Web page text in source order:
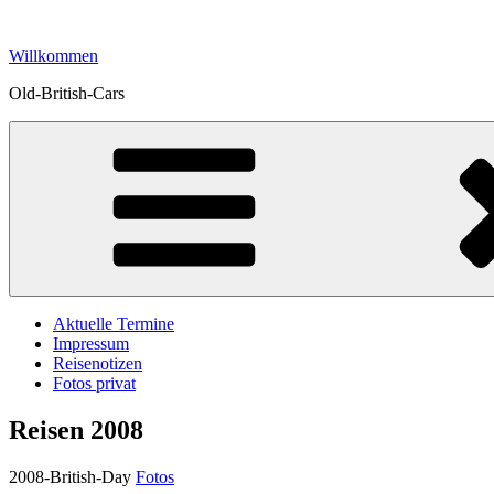
springen
Willkommen
Old-British-Cars
Aktuelle Termine
Impressum
Reisenotizen
Fotos privat
Reisen 2008
2008-British-Day Fotos